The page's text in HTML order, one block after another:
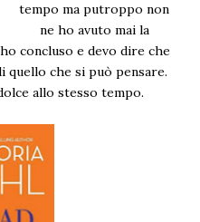
tempo ma putroppo non
ne ho avuto mai la
concluso e devo dire che
quello che si può pensare.
allo stesso tempo.